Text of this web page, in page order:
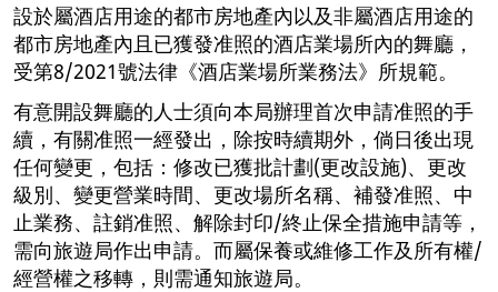
設於屬酒店用途的都市房地產內以及非屬酒店用途的
都市房地產內且已獲發准照的酒店業場所內的舞廳，
受第8/2021號法律《酒店業場所業務法》所規範。
有意開設舞廳的人士須向本局辦理首次申請准照的手
續，有關准照一經發出，除按時續期外，倘日後出現
任何變更，包括：修改已獲批計劃(更改設施)、更改
級別、變更營業時間、更改場所名稱、補發准照、中
止業務、註銷准照、解除封印/終止保全措施申請等，
需向旅遊局作出申請。而屬保養或維修工作及所有權/
經營權之移轉，則需通知旅遊局。